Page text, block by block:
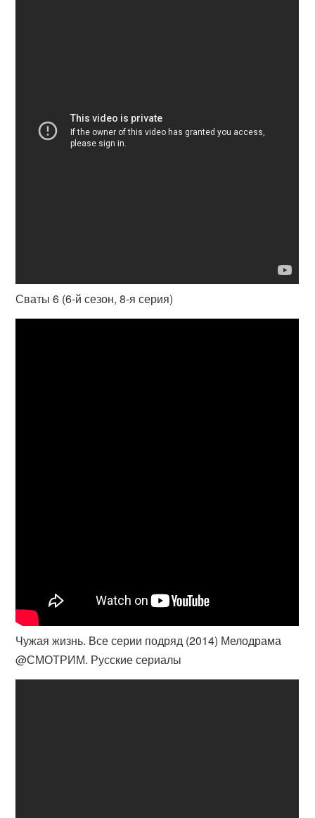
Сваты 6 (6-й сезон, 8-я серия)
Чужая жизнь. Все серии подряд (2014) Мелодрама
@СМОТРИМ. Русские сериалы